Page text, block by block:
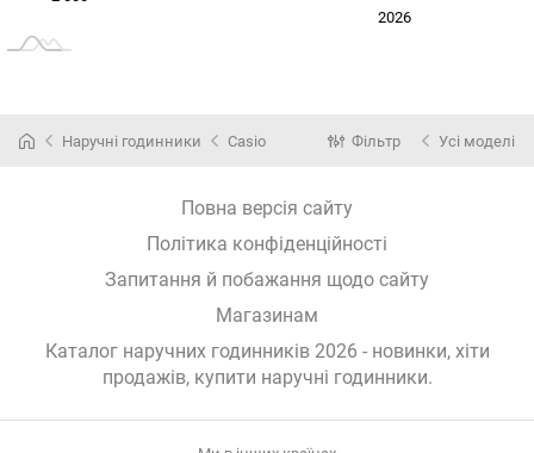
2026
Наручні годинники Casio Фільтр Усі моделі
Повна версія сайту
Політика конфіденційності
Запитання й побажання щодо сайту
Магазинам
Каталог наручних годинників 2026 - новинки, хіти
продажів, купити наручні годинники.